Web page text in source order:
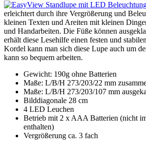
erleichtert durch ihre Vergrößerung und
kleinen Texten und Areiten mit kleinen
und Handarbeiten. Die Füße können
erhält diese Lesehilfe einen festen und
Kordel kann man sich diese Lupe auch um
kann so bequem arbeiten.
Gewicht: 190g ohne Batterien
Maße: L/B/H 273/203/22 mm
Maße: L/B/H 273/203/107 mm
Bilddiagonale 28 cm
4 LED Leuchen
Betrieb mit 2 x AAA Batterien (nicht
enthalten)
Vergrößerung ca. 3 fach